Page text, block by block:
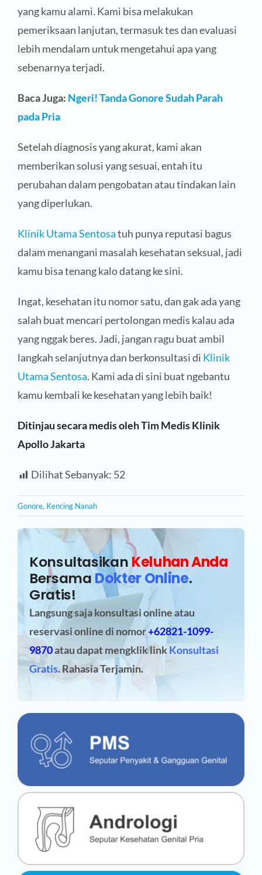
yang kamu alami. Kami bisa melakukan
pemeriksaan lanjutan, termasuk tes dan evaluasi
lebih mendalam untuk mengetahui apa yang
sebenarnya terjadi.
Baca Juga: Ngeri! Tanda Gonore Sudah Parah
pada Pria
Setelah diagnosis yang akurat, kami akan
memberikan solusi yang sesuai, entah itu
perubahan dalam pengobatan atau tindakan lain
yang diperlukan.
Klinik Utama Sentosatuh punya reputasi bagus
dalam menangani masalah kesehatan seksual, jadi
kamu bisa tenang kalo datang ke sini.
Ingat, kesehatan itu nomor satu, dan gak ada yang
salah buat mencari pertolongan medis kalau ada
yang nggak beres. Jadi, jangan ragu buat ambil
langkah selanjutnya dan berkonsultasi di Klinik
Utama Sentosa. Kami ada di sini buat ngebantu
kamu kembali ke kesehatan yang lebih baik!
Ditinjau secara medis oleh Tim Medis Klinik
Apollo Jakarta
Dilihat Sebanyak: 52
Gonore, Kencing Nanah
Konsultasikan Keluhan Anda
BersamaDokter Online.
Gratis!
Langsung saja konsultasi online atau
reservasi onlinedi nomor+62821-1099-
9870atau dapat mengklik linkKonsultasi
Gratis. Rahasia Terjamin.